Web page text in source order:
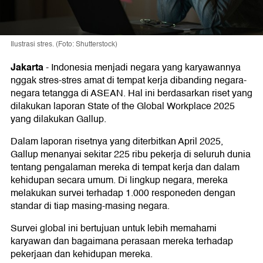
Ilustrasi stres. (Foto: Shutterstock)
Jakarta-Indonesia menjadi negara yang karyawannya
nggak stres-stres amat di tempat kerja dibanding negara-
negara tetangga di ASEAN. Hal ini berdasarkan riset yang
dilakukan laporan State of the Global Workplace 2025
yang dilakukan Gallup.
Dalam laporan risetnya yang diterbitkan April 2025,
Gallup menanyai sekitar 225 ribu pekerja di seluruh dunia
tentang pengalaman mereka di tempat kerja dan dalam
kehidupan secara umum. Di lingkup negara, mereka
melakukan survei terhadap 1.000 responeden dengan
standar di tiap masing-masing negara.
Survei global ini bertujuan untuk lebih memahami
karyawan dan bagaimana perasaan mereka terhadap
pekerjaan dan kehidupan mereka.